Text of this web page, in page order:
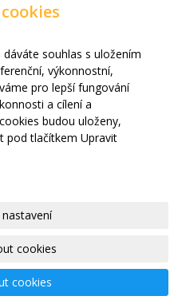
souhlas s uložením
výkonnostní,
pro lepší fungování
a cílení a
budou uloženy,
pod tlačítkem Upravit
cookies
cookies